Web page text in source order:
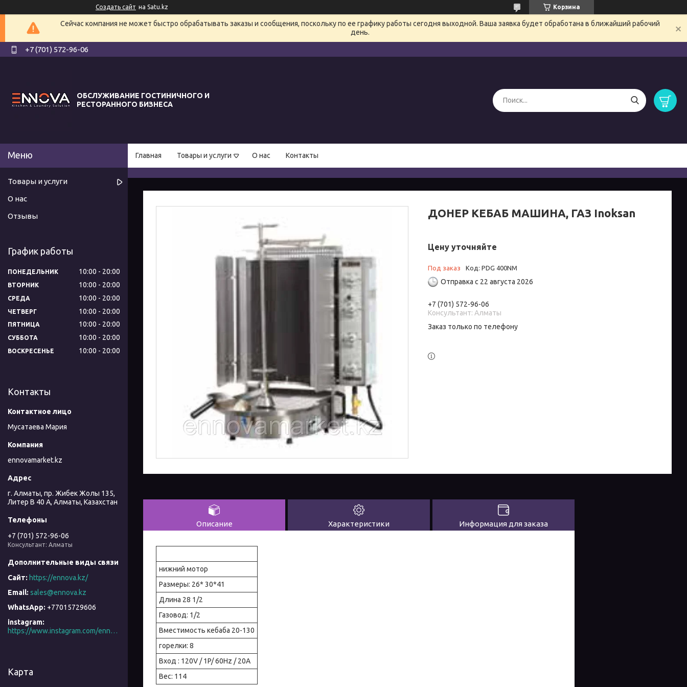
Создать сайт на Satu.kz Корзина
Сейчас компания не может быстро обрабатывать заказы и сообщения, поскольку по ее графику работы сегодня выходной. Ваша заявка будет обработана в ближайший рабочий
день.
+7 (701) 572-96-06
ОБСЛУЖИВАНИЕ ГОСТИНИЧНОГО И
РЕСТОРАННОГО БИЗНЕСА
Главная Товары и услуги О нас Контакты
ДОНЕР КЕБАБ МАШИНА, ГАЗ Inoksan
Цену уточняйте
Под заказ Код: PDG 400NM
Отправка с 22 августа 2026
+7 (701) 572-96-06
Консультант: Алматы
Заказ только по телефону
Описание Характеристики Информация для заказа
нижний мотор
Размеры: 26* 30*41
Длина 28 1/2
Газовод: 1/2
Вместимость кебаба 20-130
горелки: 8
Вход : 120V / 1P/ 60Hz / 20A
Вес: 114
Товары и услуги
О нас
Отзывы
График работы
ПОНЕДЕЛЬНИК 10:00 20:00
ВТОРНИК 10:00 20:00
СРЕДА 10:00 20:00
ЧЕТВЕРГ 10:00 20:00
ПЯТНИЦА 10:00 20:00
СУББОТА 10:00 20:00
ВОСКРЕСЕНЬЕ 10:00 20:00
Контакты
Мусатаева Мария
ennovamarket.kz
г. Алматы, пр. Жибек Жолы 135,
Литер В 40 А, Алматы, Казахстан
+7 (701) 572-96-06
Консультант: Алматы
https://ennova.kz/
sales@ennova.kz
+77015729606
instagram
https://www.instagram.com/ennova_horeca/
Карта